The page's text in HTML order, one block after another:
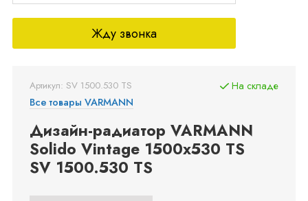
Жду звонка
Артикул: SV 1500.530 TS
Все товары VARMANN
Дизайн-радиатор VARMANN
Solido Vintage 1500x530 TS
SV 1500.530 TS
На складе